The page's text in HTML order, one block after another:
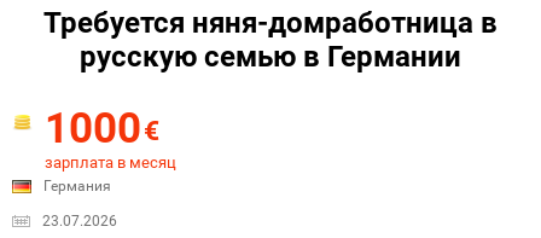
Требуется няня-домработница в
русскую семью в Германии
1000€
зарплата в месяц
Германия
23.07.2026